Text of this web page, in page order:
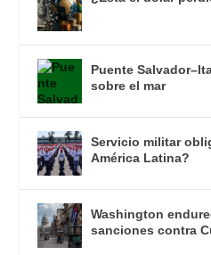
Puente
sobre el mar
Servicio militar
América Latina?
Washington
sanciones contra